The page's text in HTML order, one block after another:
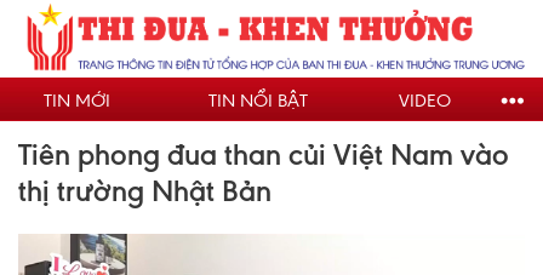
Nhảy
đến
nội
dungTIN MỚI TIN NỔI BẬT VIDEO
Tiên phong đua than củi Việt Nam vào
thị trường Nhật Bản